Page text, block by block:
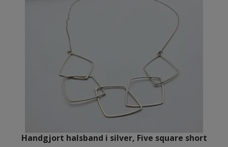
Handgjort halsband i silver, Five square short